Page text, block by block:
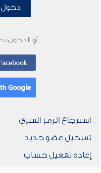
دخول
أو الدخول
استرجاع الرمز السري
تسجيل عضو جديد
إعادة تفعيل حساب